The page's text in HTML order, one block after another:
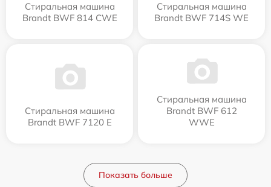
Стиральная машина
Brandt BWF 814 CWE
Стиральная машина
Brandt BWF 714S WE
Стиральная машина
Brandt BWF 7120 E
Стиральная машина
Brandt BWF 612
WWE
Показать больше